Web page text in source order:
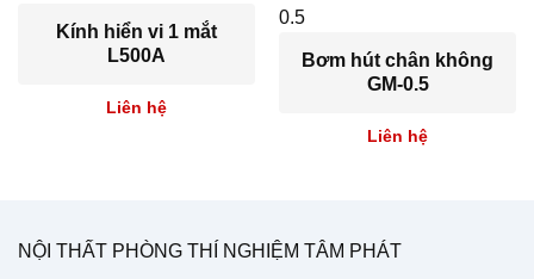
Kính hiển vi 1 mắt
L500A
Liên hệ
Bơm hút chân không
GM-0.5
Liên hệ
NỘI THẤT PHÒNG THÍ NGHIỆM TÂM PHÁT